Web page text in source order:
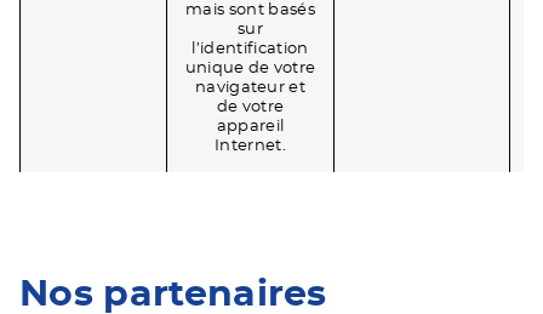
mais sont basés
sur
l’identification
unique de votre
navigateur et
de votre
appareil
Internet.
Nos partenaires